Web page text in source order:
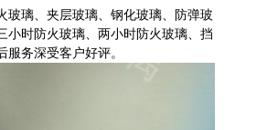
玻璃、夹层玻璃、钢化玻璃、防弹玻
小时防火玻璃、两小时防火玻璃、挡
务深受客户好评。